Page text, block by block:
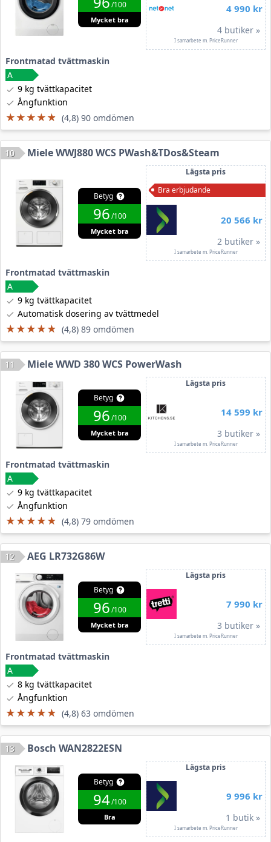
/100
Mycket bra
4 990 kr
4 butiker »
I samarbete m. PriceRunner
Frontmatad tvättmaskin
9 kg tvättkapacitet
Ångfunktion
★★★★★
★★★★★ (4,8) 90 omdömen
10 Miele WWJ880 WCS PWash&TDos&Steam
Betyg
96/100
Mycket bra
Lägsta pris
Bra erbjudande
20 566 kr
2 butiker »
I samarbete m. PriceRunner
Frontmatad tvättmaskin
9 kg tvättkapacitet
Automatisk dosering av tvättmedel
★★★★★
★★★★★ (4,8) 89 omdömen
11 Miele WWD 380 WCS PowerWash
Betyg
96/100
Mycket bra
Lägsta pris
14 599 kr
3 butiker »
I samarbete m. PriceRunner
Frontmatad tvättmaskin
9 kg tvättkapacitet
Ångfunktion
★★★★★
★★★★★ (4,8) 79 omdömen
12 AEG LR732G86W
Betyg
96/100
Mycket bra
Lägsta pris
7 990 kr
3 butiker »
I samarbete m. PriceRunner
Frontmatad tvättmaskin
8 kg tvättkapacitet
Ångfunktion
★★★★★
★★★★★ (4,8) 63 omdömen
13 Bosch WAN2822ESN
Betyg
94/100
Bra
Lägsta pris
9 996 kr
1 butik »
I samarbete m. PriceRunner